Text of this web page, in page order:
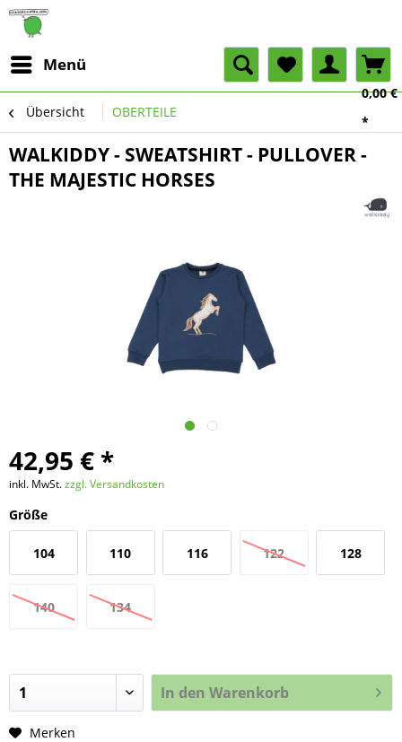
Menü
0,00 €
*
Übersicht OBERTEILE
WALKIDDY - SWEATSHIRT - PULLOVER -
THE MAJESTIC HORSES
42,95 € *
inkl. MwSt.zzgl. Versandkosten
Größe
104 110 116 122 128
140 134
In den Warenkorb
Merken